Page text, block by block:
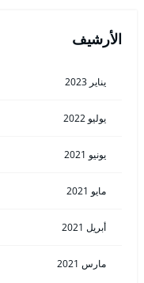
الأرشيف
يناير 2023
يوليو 2022
يونيو 2021
مايو 2021
أبريل 2021
مارس 2021